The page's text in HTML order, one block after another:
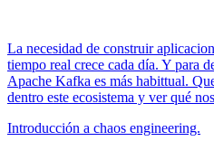
La necesidad de construir
tiempo real crece cada día. Y para
Apache Kafka es más habittual.
dentro este ecosistema y ver qué
Introducción a chaos engineering.